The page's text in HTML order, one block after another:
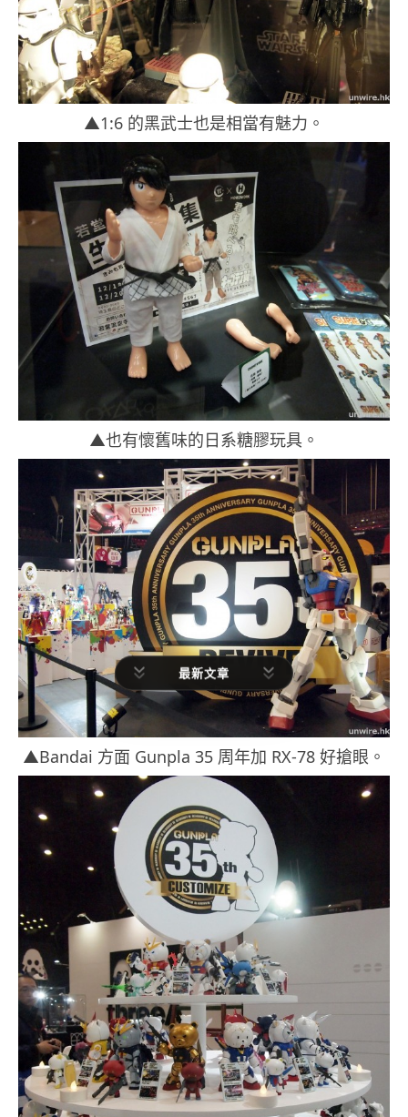
▲1:6 的黑武士也是相當有魅力。
▲也有懷舊味的日系糖膠玩具。
▲Bandai 方面 Gunpla 35 周年加 RX-78 好搶眼。
最新文章